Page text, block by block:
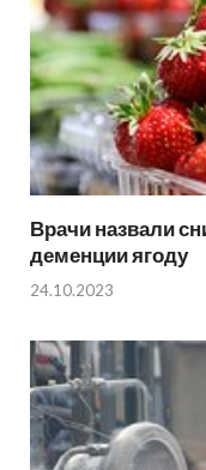
Врачи назвали
деменции ягоду
24.10.2023